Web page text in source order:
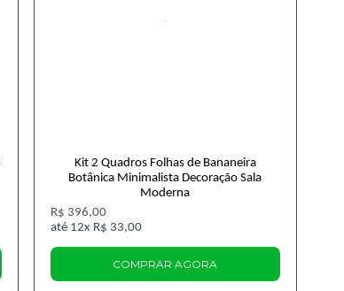
Kit 2 Quadros Folhas de Bananeira
Botânica Minimalista Decoração Sala
Moderna
R$ 396,00
12x R$ 33,00
COMPRAR AGORA